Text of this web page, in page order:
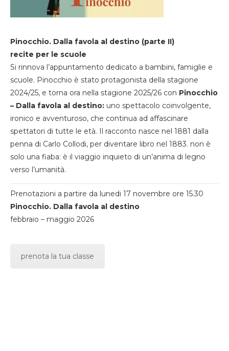
Pinocchio. Dalla favola al destino (parte II)
recite per le scuole
Si rinnova l’appuntamento dedicato a bambini, famiglie e
scuole. Pinocchio è stato protagonista della stagione
2024/25, e torna ora nella stagione 2025/26 con Pinocchio
– Dalla favola al destino: uno spettacolo coinvolgente,
ironico e avventuroso, che continua ad affascinare
spettatori di tutte le età. Il racconto nasce nel 1881 dalla
penna di Carlo Collodi, per diventare libro nel 1883. non è
solo una fiaba: è il viaggio inquieto di un’anima di legno
verso l’umanità.
Prenotazioni a partire da lunedi 17 novembre ore 15.30
Pinocchio. Dalla favola al destino
febbraio – maggio 2026
prenota la tua classe